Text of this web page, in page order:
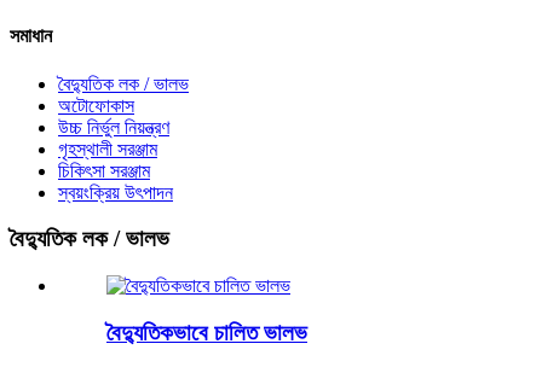
সমাধান
বৈদ্যুতিক লক / ভালভ
অটোফোকাস
উচ্চ নির্ভুল নিয়ন্ত্রণ
গৃহস্থালী সরঞ্জাম
চিকিৎসা সরঞ্জাম
স্বয়ংক্রিয় উৎপাদন
বৈদ্যুতিক লক / ভালভ
বৈদ্যুতিকভাবে চালিত ভালভ